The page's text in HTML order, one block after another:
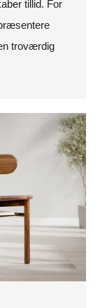
tillid. For
troværdig